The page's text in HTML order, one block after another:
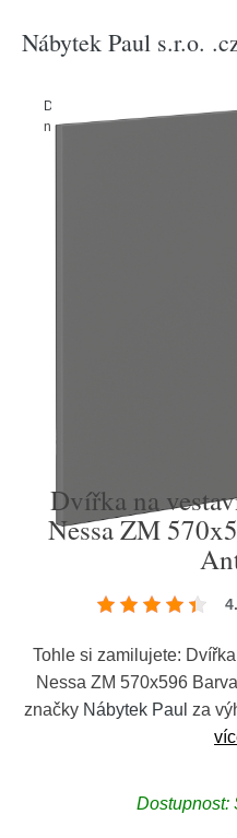
Nábytek Paul s.r.o.
Domů Kuchyňský
nádobí Nessa ZM 570x596
Dvířka na
Nessa ZM
Tohle si zamilujete:
Nessa ZM 570x596
značky Nábytek Paul za
Dostupnost: